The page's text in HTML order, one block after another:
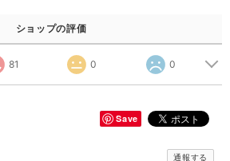
ショップの評価
81 0 0
Save
通報する